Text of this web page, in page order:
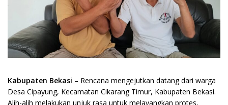
Kabupaten Bekasi – Rencana mengejutkan datang dari warga
Desa Cipayung, Kecamatan Cikarang Timur, Kabupaten Bekasi.
Alih-alih melakukan unjuk rasa untuk melayangkan protes,